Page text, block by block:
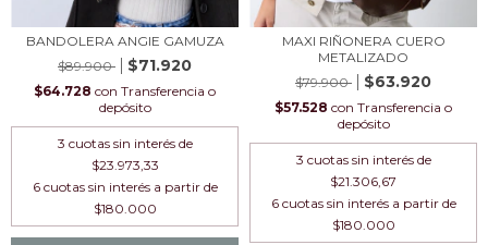
BANDOLERA ANGIE GAMUZA
$89.900
$71.920
$64.728 con Transferencia o
depósito
3 cuotas sin interés de
$23.973,33
MAXI RIÑONERA CUERO
METALIZADO
$79.900
$63.920
$57.528 con Transferencia o
depósito
3 cuotas sin interés de
$21.306,67